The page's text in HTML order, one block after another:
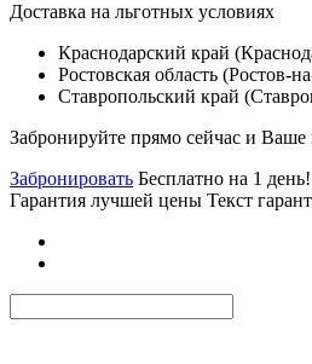
Доставка на льготных условиях
Краснодарский край
Ростовская область (Ростов-
Ставропольский край
Забронируйте прямо сейчас и
Забронировать Бесплатно на 1 день!
Гарантия лучшей цены Текст